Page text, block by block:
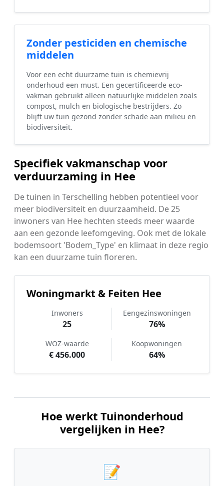
Zonder pesticiden en chemische
middelen
Voor een echt duurzame tuin is chemievrij
onderhoud een must. Een gecertificeerde eco-
vakman gebruikt alleen natuurlijke middelen zoals
compost, mulch en biologische bestrijders. Zo
blijft uw tuin gezond zonder schade aan milieu en
biodiversiteit.
Specifiek vakmanschap voor
verduurzaming in Hee
De tuinen in Terschelling hebben potentieel voor
meer biodiversiteit en duurzaamheid. De 25
inwoners van Hee hechten steeds meer waarde
aan een gezonde leefomgeving. Ook met de lokale
bodemsoort 'Bodem_Type' en klimaat in deze regio
kan een duurzame tuin floreren.
Woningmarkt & Feiten Hee
Inwoners
25
Eengezinswoningen
76%
WOZ-waarde
€ 456.000
Koopwoningen
64%
Hoe werkt Tuinonderhoud
vergelijken in Hee?
📝